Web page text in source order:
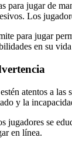
para jugar de
Los
para jugar
en su
atentos a
y la
jugadores se
en línea.